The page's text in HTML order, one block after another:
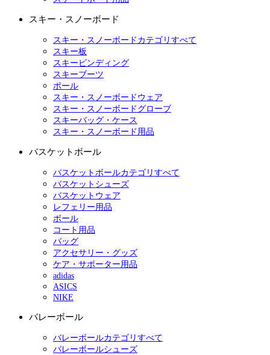
スキー・スノーボード
スキー・スノーボードカテゴリすべて
スキー板
スキービンディング
スキーブーツ
ポール
スキー・スノーボードウェア
スキー・スノーボードグローブ
スキーバッグ・ケース
スキー・スノーボード用品
バスケットボール
バスケットボールカテゴリすべて
バスケットシューズ
バスケットウェア
レフェリー用品
ボール
コート用品
バッグ
アクセサリー・グッズ
ケア・サポーター用品
adidas
ASICS
NIKE
バレーボール
バレーボールカテゴリすべて
バレーボールシューズ